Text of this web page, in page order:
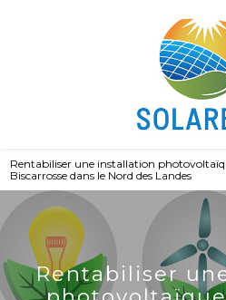
Rentabiliser une installation
Biscarrosse dans le Nord des Landes
Rentabiliser